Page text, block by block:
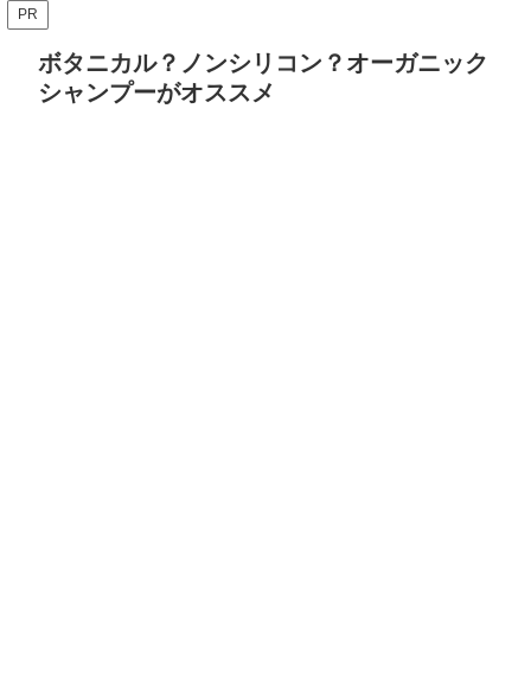
PR
ボタニカル？ノンシリコン？オーガニック
シャンプーがオススメ